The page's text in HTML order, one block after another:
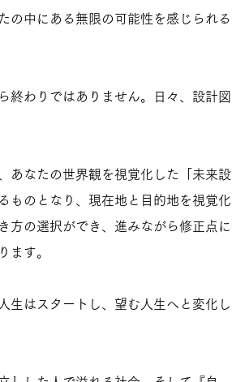
の中にある無限の可能性を感じられる
終わりではありません。日々、設計図
あなたの世界観を視覚化した「未来設
ものとなり、現在地と目的地を視覚化
方の選択ができ、進みながら修正点に
ます。
生はスタートし、望む人生へと変化し